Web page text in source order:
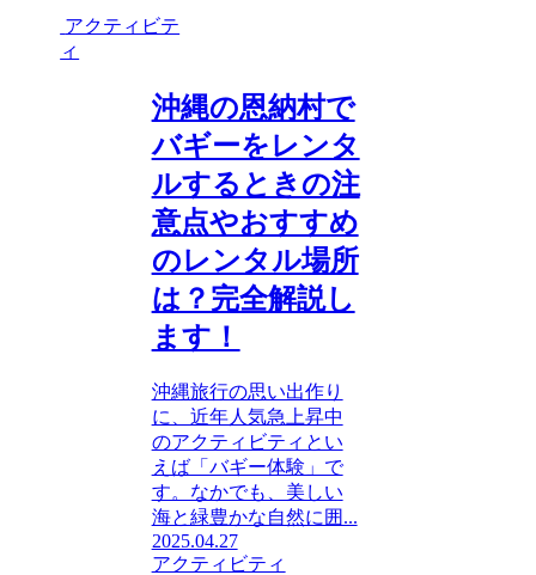
アクティビテ
ィ
沖縄の恩納村で
バギーをレンタ
ルするときの注
意点やおすすめ
のレンタル場所
は？完全解説し
ます！
沖縄旅行の思い出作り
に、近年人気急上昇中
のアクティビティとい
えば「バギー体験」で
す。なかでも、美しい
海と緑豊かな自然に囲...
2025.04.27
アクティビティ